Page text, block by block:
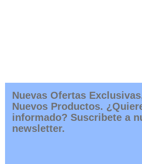
Nuevas Ofertas
Nuevos Productos.
informado? Suscribete a
newsletter.